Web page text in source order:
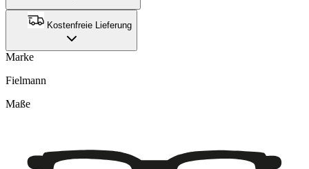
Kostenfreie Lieferung
Marke
Fielmann
Maße